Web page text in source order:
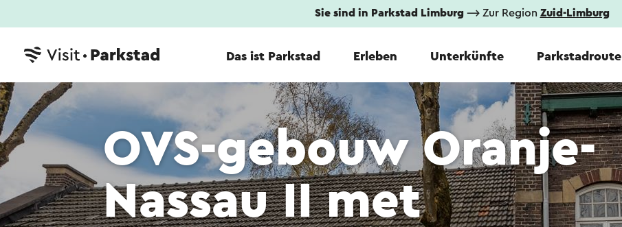
Sie sind in Parkstad Limburg⟶ Zur Region Zuid-Limburg
Das ist Parkstad Erleben Unterkünfte Parkstadroute
OVS-gebouw Oranje-
Nassau II met